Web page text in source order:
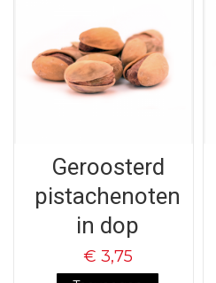
Geroosterd
pistachenoten
in dop
€ 3,75